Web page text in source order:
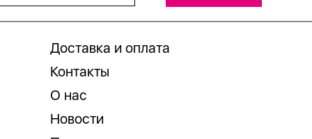
Доставка и оплата
Контакты
О нас
Новости